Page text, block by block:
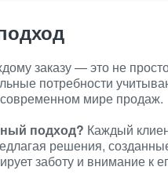
заказу — это не
потребности
мире продаж.
подход? Каждый
решения,
заботу и внимание к